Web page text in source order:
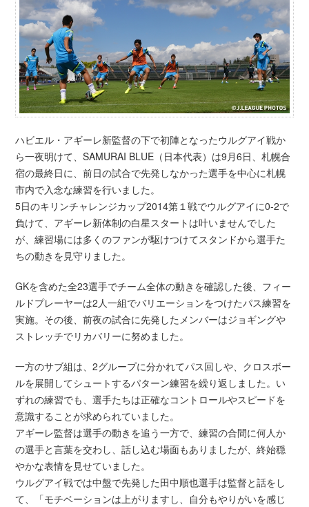
ハビエル・アギーレ新監督の下で初陣となったウルグアイ戦か
ら一夜明けて、SAMURAI BLUE（日本代表）は9月6日、札幌合
宿の最終日に、前日の試合で先発しなかった選手を中心に札幌
市内で入念な練習を行いました。
5日のキリンチャレンジカップ2014第１戦でウルグアイに0-2で
負けて、アギーレ新体制の白星スタートは叶いませんでした
が、練習場には多くのファンが駆けつけてスタンドから選手た
ちの動きを見守りました。
GKを含めた全23選手でチーム全体の動きを確認した後、フィー
ルドプレーヤーは2人一組でバリエーションをつけたパス練習を
実施。その後、前夜の試合に先発したメンバーはジョギングや
ストレッチでリカバリーに努めました。
一方のサブ組は、2グループに分かれてパス回しや、クロスボー
ルを展開してシュートするパターン練習を繰り返しました。い
ずれの練習でも、選手たちは正確なコントロールやスピードを
意識することが求められていました。
アギーレ監督は選手の動きを追う一方で、練習の合間に何人か
の選手と言葉を交わし、話し込む場面もありましたが、終始穏
やかな表情を見せていました。
ウルグアイ戦では中盤で先発した田中順也選手は監督と話をし
て、「モチベーションは上がりますし、自分もやりがいを感じ